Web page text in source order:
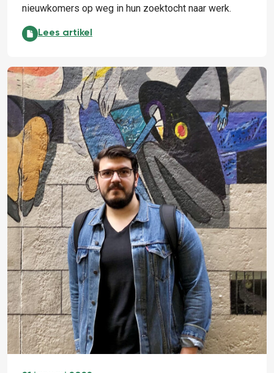
nieuwkomers op weg in hun zoektocht naar werk.
Een lopende vos is beter dan een liggende leeuw:
Lees artikel